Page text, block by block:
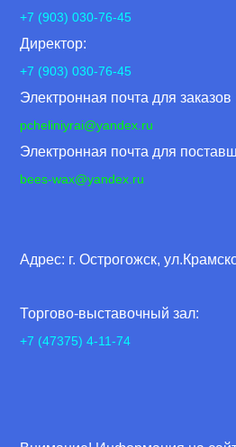
+7 (903) 030-76-45
Директор:
+7 (903) 030-76-45
Электронная почта для заказов
pcheliniyrai@yandex.ru
Электронная почта для
bees-wax@yandex.ru
Адрес: г. Острогожск,
Торгово-выставочный зал:
+7 (47375) 4-11-74